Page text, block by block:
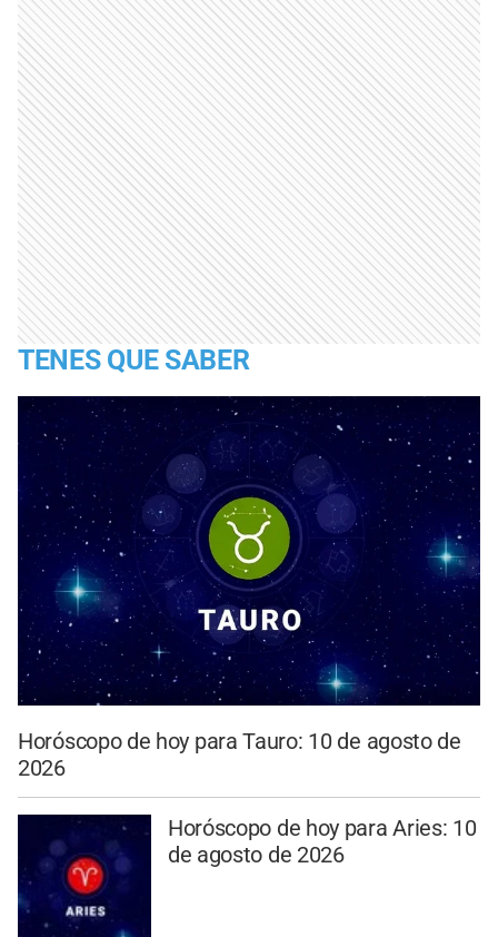
TENES QUE SABER
Horóscopo de hoy para Tauro: 10 de agosto de
2026
Horóscopo de hoy para Aries: 10
de agosto de 2026